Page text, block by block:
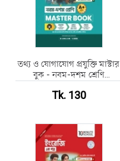
তথ্য ও যোগাযোগ প্রযুক্তি মাস্টার
বুক - নবম-দশম শ্রেণি
Tk. 130